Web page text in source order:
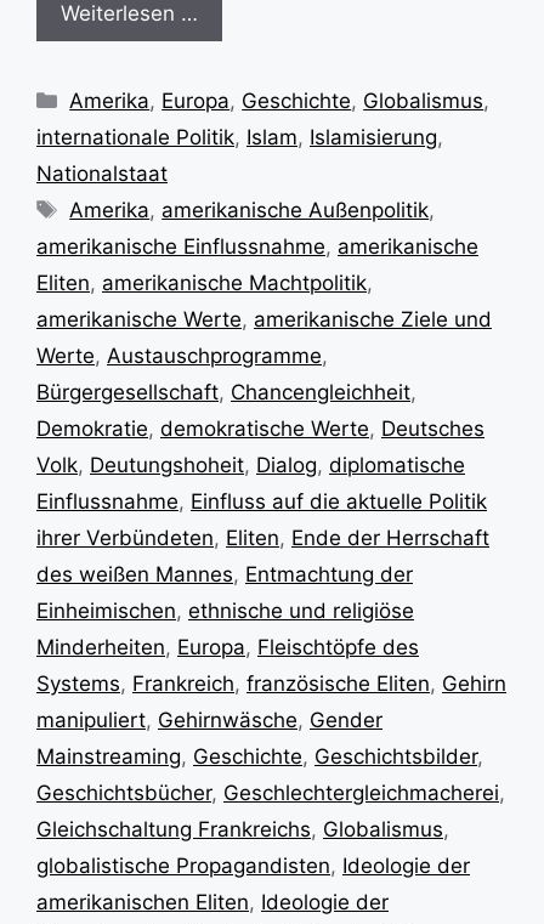
Weiterlesen …
Kategorien
Amerika, Europa, Geschichte, Globalismus,
internationale Politik, Islam, Islamisierung,
Nationalstaat
Schlagwörter
Amerika, amerikanische Außenpolitik,
amerikanische Einflussnahme, amerikanische
Eliten, amerikanische Machtpolitik,
amerikanische Werte, amerikanische Ziele und
Werte, Austauschprogramme,
Bürgergesellschaft, Chancengleichheit,
Demokratie, demokratische Werte, Deutsches
Volk, Deutungshoheit, Dialog, diplomatische
Einflussnahme, Einfluss auf die aktuelle Politik
ihrer Verbündeten, Eliten, Ende der Herrschaft
des weißen Mannes, Entmachtung der
Einheimischen, ethnische und religiöse
Minderheiten, Europa, Fleischtöpfe des
Systems, Frankreich, französische Eliten, Gehirn
manipuliert, Gehirnwäsche, Gender
Mainstreaming, Geschichte, Geschichtsbilder,
Geschichtsbücher, Geschlechtergleichmacherei,
Gleichschaltung Frankreichs, Globalismus,
globalistische Propagandisten, Ideologie der
amerikanischen Eliten, Ideologie der